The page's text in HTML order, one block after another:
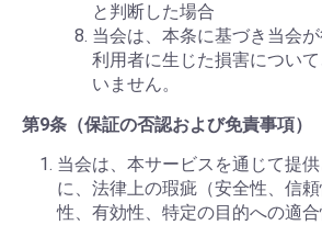
と判断した場合
当会は、本条に基づき当会
利用者に生じた損害につい
いません。
第9条（保証の否認および免責事項）
当会は、本サービスを通じて提
に、法律上の瑕疵（安全性、信
性、有効性、特定の目的への適